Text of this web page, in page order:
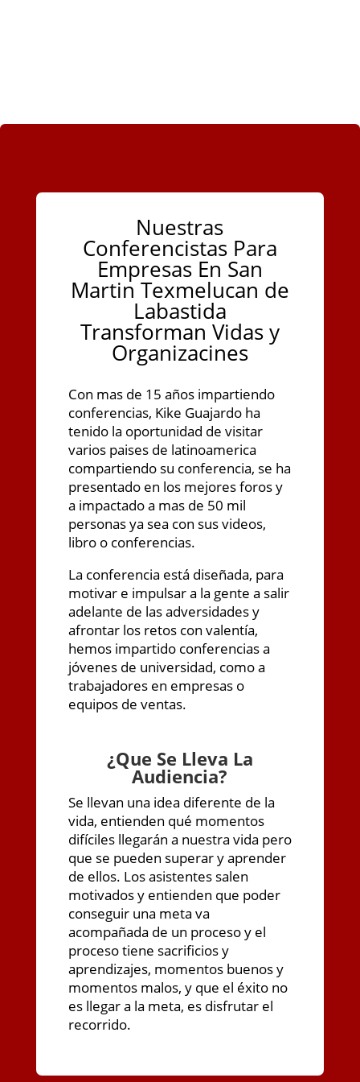
Nuestras
Conferencistas Para
Empresas En San
Martin Texmelucan de
Labastida
Transforman Vidas y
Organizacines
Con mas de 15 años impartiendo
conferencias, Kike Guajardo ha
tenido la oportunidad de visitar
varios paises de latinoamerica
compartiendo su conferencia, se ha
presentado en los mejores foros y
a impactado a mas de 50 mil
personas ya sea con sus videos,
libro o conferencias.
La conferencia está diseñada, para
motivar e impulsar a la gente a salir
adelante de las adversidades y
afrontar los retos con valentía,
hemos impartido conferencias a
jóvenes de universidad, como a
trabajadores en empresas o
equipos de ventas.
¿Que Se Lleva La
Audiencia?
Se llevan una idea diferente de la
vida, entienden qué momentos
difíciles llegarán a nuestra vida pero
que se pueden superar y aprender
de ellos. Los asistentes salen
motivados y entienden que poder
conseguir una meta va
acompañada de un proceso y el
proceso tiene sacrificios y
aprendizajes, momentos buenos y
momentos malos, y que el éxito no
es llegar a la meta, es disfrutar el
recorrido.